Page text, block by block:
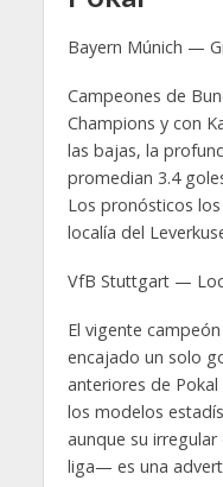
Bayern Múnich —
Campeones de
Champions y con
las bajas, la
promedian 3.4
Los pronósticos
localía del
VfB Stuttgart —
El vigente
encajado un solo
anteriores de
los modelos
aunque su
liga— es una